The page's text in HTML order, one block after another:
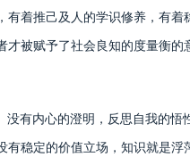
着推己及人的学识修养，有着
被赋予了社会良知的度量衡的
有内心的澄明，反思自我的悟
稳定的价值立场，知识就是